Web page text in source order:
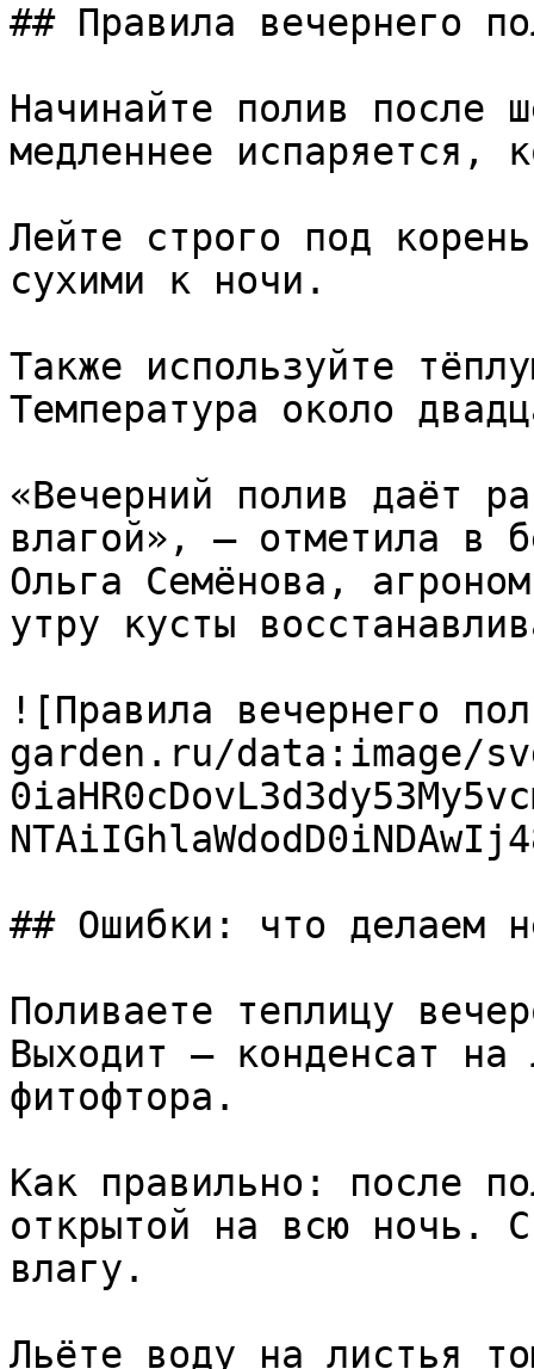
## Правила вечернего
Начинайте полив после
медленнее испаряется,
Лейте строго под
сухими к ночи.
Также используйте
Температура около
«Вечерний полив даёт
влагой», — отметила в
Ольга Семёнова,
утру кусты
![Правила вечернего
garden.ru/data:image/
## Ошибки: что делаем
Поливаете теплицу
Выходит — конденсат
фитофтора.
Как правильно: после
открытой на всю ночь.
влагу.
Льёте воду на листья